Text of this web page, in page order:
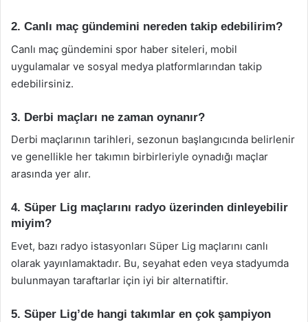
2. Canlı maç gündemini nereden takip edebilirim?
Canlı maç gündemini spor haber siteleri, mobil
uygulamalar ve sosyal medya platformlarından takip
edebilirsiniz.
3. Derbi maçları ne zaman oynanır?
Derbi maçlarının tarihleri, sezonun başlangıcında belirlenir
ve genellikle her takımın birbirleriyle oynadığı maçlar
arasında yer alır.
4. Süper Lig maçlarını radyo üzerinden dinleyebilir
miyim?
Evet, bazı radyo istasyonları Süper Lig maçlarını canlı
olarak yayınlamaktadır. Bu, seyahat eden veya stadyumda
bulunmayan taraftarlar için iyi bir alternatiftir.
5. Süper Lig’de hangi takımlar en çok şampiyon